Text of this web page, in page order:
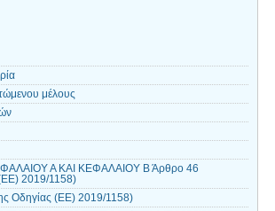
μέλους
Α ΚΑΙ ΚΕΦΑΛΑΙΟΥ Β Άρθρο 46
2019/1158)
Οδηγίας (EE) 2019/1158)